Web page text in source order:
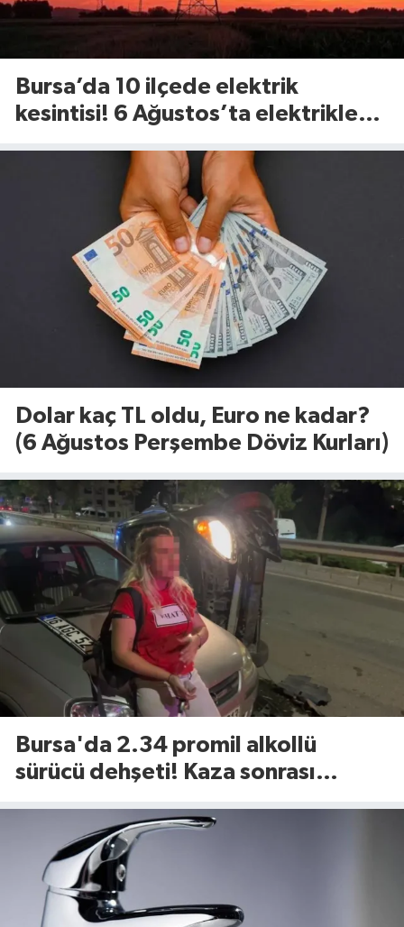
Bursa’da 10 ilçede elektrik
kesintisi! 6 Ağustos’ta elektrikler
Dolar kaç TL oldu, Euro ne kadar?
(6 Ağustos Perşembe Döviz Kurları)
Bursa'da 2.34 promil alkollü
sürücü dehşeti! Kaza sonrası